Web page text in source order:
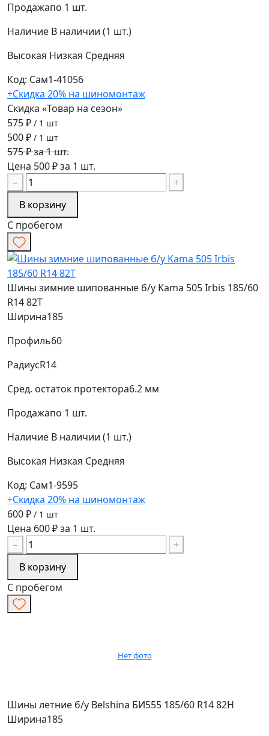
Продажапо 1 шт.
Наличие В наличии (1 шт.)
Высокая Низкая Средняя
Код: Сам1-41056
+Скидка 20% на шиномонтаж
Скидка «Товар на сезон»
575 ₽ / 1 шт
500 ₽ / 1 шт
575 ₽ за 1 шт.
Цена 500 ₽ за 1 шт.
−
+
В корзину
С пробегом
Шины зимние шипованные б/у Kama 505 Irbis 185/60
R14 82T
Ширина185
Профиль60
РадиусR14
Сред. остаток протектора6.2 мм
Продажапо 1 шт.
Наличие В наличии (1 шт.)
Высокая Низкая Средняя
Код: Сам1-9595
+Скидка 20% на шиномонтаж
600 ₽ / 1 шт
Цена 600 ₽ за 1 шт.
−
+
В корзину
С пробегом
Нет фото
Шины летние б/у Belshina БИ555 185/60 R14 82H
Ширина185